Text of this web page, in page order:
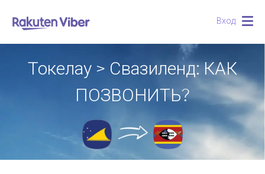
Вход
Токелау > Свазиленд: КАК
ПОЗВОНИТЬ?